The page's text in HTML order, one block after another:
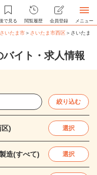
で見る 閲覧履歴 会員登録 メニュー
いたま市＞ さいたま市西区＞ さいたま
イト・求人情報
絞り込む
) 選択
造(すべて) 選択